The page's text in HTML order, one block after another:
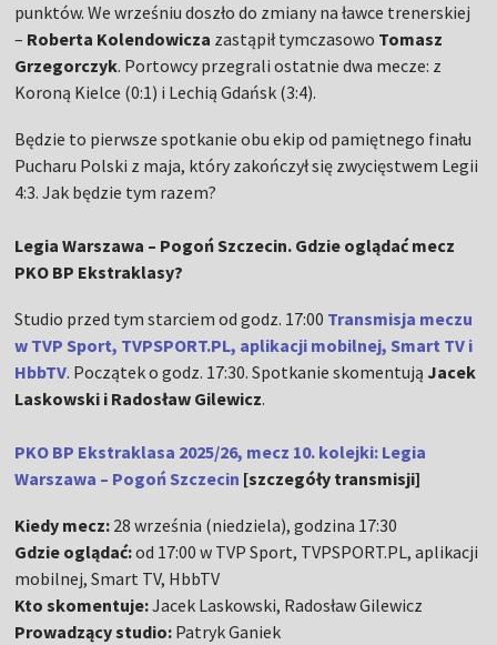
punktów. We wrześniu doszło do zmiany na ławce trenerskiej
– Roberta Kolendowicza zastąpił tymczasowo Tomasz
Grzegorczyk. Portowcy przegrali ostatnie dwa mecze: z
Koroną Kielce (0:1) i Lechią Gdańsk (3:4).
Będzie to pierwsze spotkanie obu ekip od pamiętnego finału
Pucharu Polski z maja, który zakończył się zwycięstwem Legii
4:3. Jak będzie tym razem?
Legia Warszawa – Pogoń Szczecin. Gdzie oglądać mecz
PKO BP Ekstraklasy?
Studio przed tym starciem od godz. 17:00 Transmisja meczu
w TVP Sport, TVPSPORT.PL, aplikacji mobilnej, Smart TV i
HbbTV. Początek o godz. 17:30. Spotkanie skomentują Jacek
Laskowski i Radosław Gilewicz.
PKO BP Ekstraklasa 2025/26, mecz 10. kolejki: Legia
Warszawa – Pogoń Szczecin [szczegóły transmisji]
Kiedy mecz: 28 września (niedziela), godzina 17:30
Gdzie oglądać:od 17:00 w TVP Sport, TVPSPORT.PL, aplikacji
mobilnej, Smart TV, HbbTV
Kto skomentuje:Jacek Laskowski, Radosław Gilewicz
Prowadzący studio: Patryk Ganiek